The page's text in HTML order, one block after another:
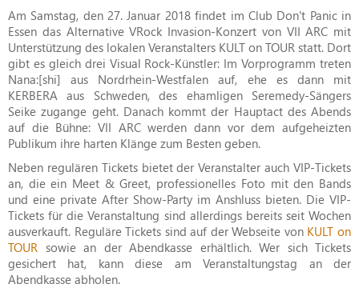
Am Samstag, den 27. Januar 2018 findet im Club Don't Panic in
Essen das Alternative VRock Invasion-Konzert von VII ARC mit
Unterstützung des lokalen Veranstalters KULT on TOUR statt. Dort
gibt es gleich drei Visual Rock-Künstler: Im Vorprogramm treten
Nana:[shi] aus Nordrhein-Westfalen auf, ehe es dann mit
KERBERA aus Schweden, des ehamligen Seremedy-Sängers
Seike zugange geht. Danach kommt der Hauptact des Abends
auf die Bühne: VII ARC werden dann vor dem aufgeheizten
Publikum ihre harten Klänge zum Besten geben.
Neben regulären Tickets bietet der Veranstalter auch VIP-Tickets
an, die ein Meet & Greet, professionelles Foto mit den Bands
und eine private After Show-Party im Anshluss bieten. Die VIP-
Tickets für die Veranstaltung sind allerdings bereits seit Wochen
ausverkauft. Reguläre Tickets sind auf der Webseite von KULT on
TOUR sowie an der Abendkasse erhältlich. Wer sich Tickets
gesichert hat, kann diese am Veranstaltungstag an der
Abendkasse abholen.